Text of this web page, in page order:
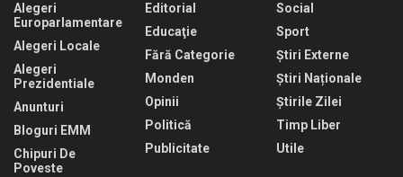
Alegeri
Europarlamentare
Alegeri Locale
Alegeri
Prezidentiale
Anunturi
Bloguri EMM
Chipuri De
Poveste
Editorial
Educaţie
Fără Categorie
Monden
Opinii
Politică
Publicitate
Social
Sport
Știri Externe
Știri Naționale
Știrile Zilei
Timp Liber
Utile